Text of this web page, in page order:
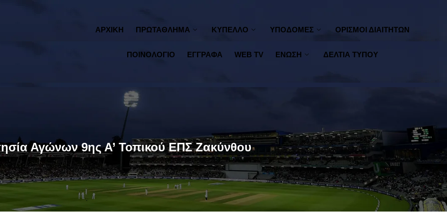
ΑΡΧΙΚΗ ΠΡΩΤΑΘΛΗΜΑ ΚΥΠΕΛΛΟ ΥΠΟΔΟΜΕΣ ΟΡΙΣΜΟΙ ΔΙΑΙΤΗΤΩΝ
ΠΟΙΝΟΛΟΓΙΟ ΕΓΓΡΑΦΑ WEB TV ΕΝΩΣΗ ΔΕΛΤΙΑ ΤΥΠΟΥ
Αγώνων 9ης Α’ Τοπικού ΕΠΣ Ζακύνθου